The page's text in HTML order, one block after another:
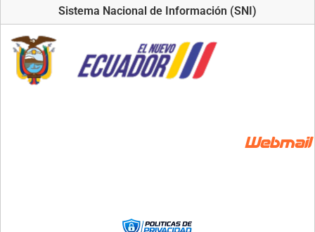
Sistema Nacional de Información (SNI)